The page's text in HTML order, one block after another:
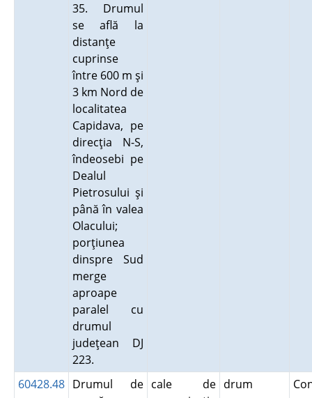
35. Drumul
se află la
distanţe
cuprinse
între 600 m şi
3 km Nord de
localitatea
Capidava, pe
direcţia N-S,
îndeosebi pe
Dealul
Pietrosului şi
până în valea
Olacului;
porţiunea
dinspre Sud
merge
aproape
paralel cu
drumul
judeţean DJ
223.
60428.48 Drumul de cale de drum